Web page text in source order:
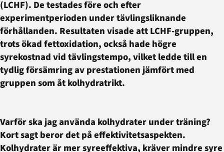
(LCHF). De testades före och efter
experimentperioden under tävlingsliknande
förhållanden. Resultaten visade att LCHF-gruppen,
trots ökad fettoxidation, också hade högre
syrekostnad vid tävlingstempo, vilket ledde till en
tydlig försämring av prestationen jämfört med
gruppen som åt kolhydratrikt.
Varför ska jag använda kolhydrater under träning?
Kort sagt beror det på effektivitetsaspekten.
Kolhydrater är mer syreeffektiva, kräver mindre syre